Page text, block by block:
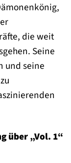
die weit
Seine
und seine
über „Vol. 1“